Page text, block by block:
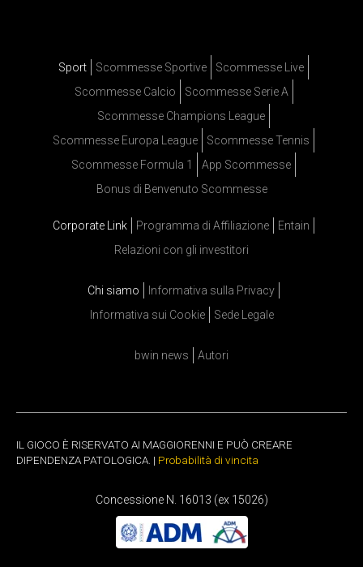
Sport Scommesse Sportive
Scommesse Live
Scommesse Calcio
Scommesse Serie A
Scommesse Champions League
Scommesse Europa League
Scommesse Tennis
Scommesse Formula 1
App Scommesse
Bonus di Benvenuto Scommesse
Corporate Link Programma di Affiliazione
Entain
Relazioni con gli investitori
Chi siamo
Informativa sulla Privacy
Informativa sui Cookie
Sede Legale
bwin news Autori
IL GIOCO È RISERVATO AI MAGGIORENNI E PUÒ CREARE
DIPENDENZA PATOLOGICA. | Probabilità di vincita
Concessione N. 16013 (ex 15026)